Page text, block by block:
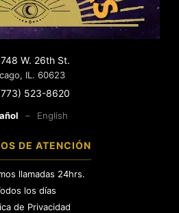
W. 26th St.
IL. 60623
523-8620
– English
DE ATENCIÓN
llamadas 24hrs.
los días
de Privacidad